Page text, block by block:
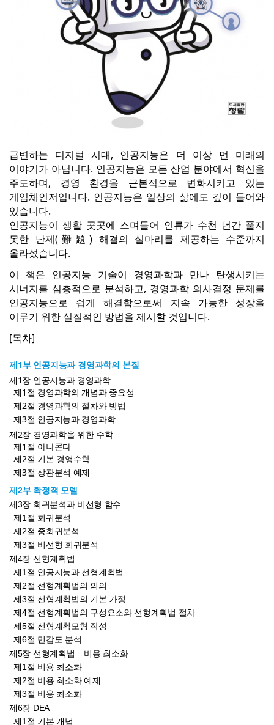
급변하는 디지털 시대, 인공지능은 더 이상 먼 미래의
이야기가 아닙니다. 인공지능은 모든 산업 분야에서 혁신을
주도하며, 경영 환경을 근본적으로 변화시키고 있는
게임체인저입니다. 인공지능은 일상의 삶에도 깊이 들어와
있습니다.
인공지능이 생활 곳곳에 스며들어 인류가 수천 년간 풀지
못한 난제(難題) 해결의 실마리를 제공하는 수준까지
올라섰습니다.
이 책은 인공지능 기술이 경영과학과 만나 탄생시키는
시너지를 심층적으로 분석하고, 경영과학 의사결정 문제를
인공지능으로 쉽게 해결함으로써 지속 가능한 성장을
이루기 위한 실질적인 방법을 제시할 것입니다.
[목차]
제1부 인공지능과 경영과학의 본질
제1장 인공지능과 경영과학
제1절 경영과학의 개념과 중요성
제2절 경영과학의 절차와 방법
제3절 인공지능과 경영과학
제2장 경영과학을 위한 수학
제1절 아나콘다
제2절 기본 경영수학
제3절 상관분석 예제
제2부 확정적 모델
제3장 회귀분석과 비선형 함수
제1절 회귀분석
제2절 중회귀분석
제3절 비선형 회귀분석
제4장 선형계획법
제1절 인공지능과 선형계획법
제2절 선형계획법의 의의
제3절 선형계획법의 기본 가정
제4절 선형계획법의 구성요소와 선형계획법 절차
제5절 선형계획모형 작성
제6절 민감도 분석
제5장 선형계획법 _ 비용 최소화
제1절 비용 최소화
제2절 비용 최소화 예제
제3절 비용 최소화
제6장 DEA
제1절 기본 개념